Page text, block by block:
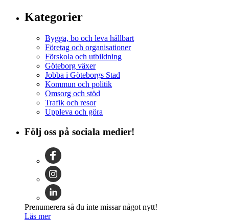
Kategorier
Bygga, bo och leva hållbart
Företag och organisationer
Förskola och utbildning
Göteborg växer
Jobba i Göteborgs Stad
Kommun och politik
Omsorg och stöd
Trafik och resor
Uppleva och göra
Följ oss på sociala medier!
Prenumerera så du inte missar något nytt!
Läs mer